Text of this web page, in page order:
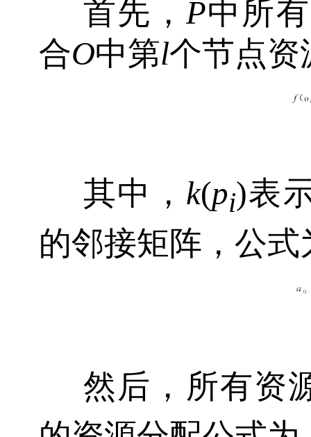
首先， P中所
合O中第l个节点资
其中， k(pi)表
的邻接矩阵，公式
然后，所有资